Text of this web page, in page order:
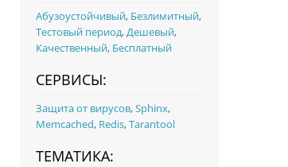
Абузоустойчивый, Безлимитный,
Тестовый период,Дешевый,
Качественный, Бесплатный
СЕРВИСЫ:
Защита от вирусов,Sphinx,
Memcached, Redis,Tarantool
ТЕМАТИКА: